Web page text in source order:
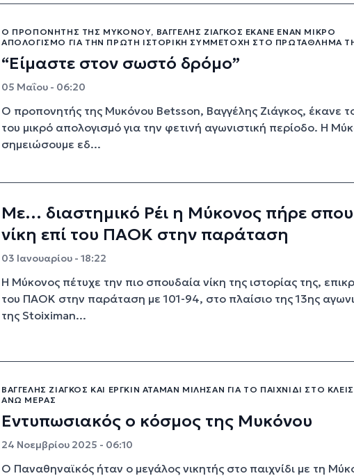
Ο ΠΡΟΠΟΝΗΤΉΣ ΤΗΣ ΜΥΚΌΝΟΥ, ΒΑΓΓΈΛΗΣ ΖΙΆΓΚΟΣ ΈΚΑΝΕ ΈΝΑΝ ΜΙΚΡΌ
ΑΠΟΛΟΓΙΣΜΌ ΓΙΑ ΤΗΝ ΠΡΏΤΗ ΙΣΤΟΡΙΚΉ ΣΥΜΜΕΤΟΧΉ ΣΤΟ ΠΡΩΤΆΘΛΗΜΑ
“Είμαστε στον σωστό δρόμο”
05 Μαΐου - 06:20
Ο προπονητής της Μυκόνου Betsson, Βαγγέλης Ζιάγκος, έκανε
του μικρό απολογισμό για την φετινή αγωνιστική περίοδο. Η
σημειώσουμε εδ...
Με… διαστημικό Ρέι η Μύκονος πήρε
νίκη επί του ΠΑΟΚ στην παράταση
03 Ιανουαρίου - 18:22
Η Μύκονος πέτυχε την πιο σπουδαία νίκη της ιστορίας της,
του ΠΑΟΚ στην παράταση με 101-94, στο πλαίσιο της 13ης
της Stoiximan...
ΒΑΓΓΈΛΗΣ ΖΙΆΓΚΟΣ ΚΑΙ ΕΡΓΚΊΝ ΑΤΑΜΆΝ ΜΊΛΗΣΑΝ ΓΙΑ ΤΟ ΠΑΙΧΝΊΔΙ ΣΤΟ
ΆΝΩ ΜΕΡΆΣ
Εντυπωσιακός ο κόσμος της Μυκόνου
24 Νοεμβρίου 2025 - 06:10
Ο Παναθηναϊκός ήταν ο μεγάλος νικητής στο παιχνίδι με τη